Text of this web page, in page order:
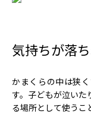
気持ちが落
かまくらの中は狭
す。子どもが泣いた
る場所として使うこ